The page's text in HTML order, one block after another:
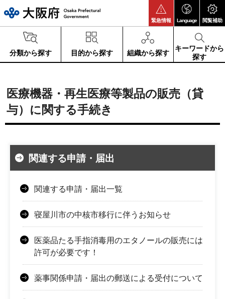
緊急情報 Language 閲覧補助
分類から探す 目的から探す 組織から探す
キーワードから
探す
医療機器・再生医療等製品の販売（貸
与）に関する手続き
関連する申請・届出
関連する申請・届出一覧
寝屋川市の中核市移行に伴うお知らせ
医薬品たる手指消毒用のエタノールの販売には
許可が必要です！
薬事関係申請・届出の郵送による受付について